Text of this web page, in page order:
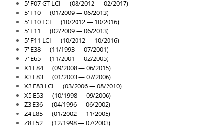
5' F07 GT LCI (08/2012 — 02/2017)
5' F10 (01/2009 — 06/2013)
5' F10 LCI (10/2012 — 10/2016)
5' F11 (02/2009 — 06/2013)
5' F11 LCI (10/2012 — 10/2016)
7' E38 (11/1993 — 07/2001)
7' E65 (11/2001 — 02/2005)
X1 E84 (09/2008 — 06/2015)
X3 E83 (01/2003 — 07/2006)
X3 E83 LCI (03/2006 — 08/2010)
X5 E53 (10/1998 — 09/2006)
Z3 E36 (04/1996 — 06/2002)
Z4 E85 (01/2002 — 11/2005)
Z8 E52 (12/1998 — 07/2003)